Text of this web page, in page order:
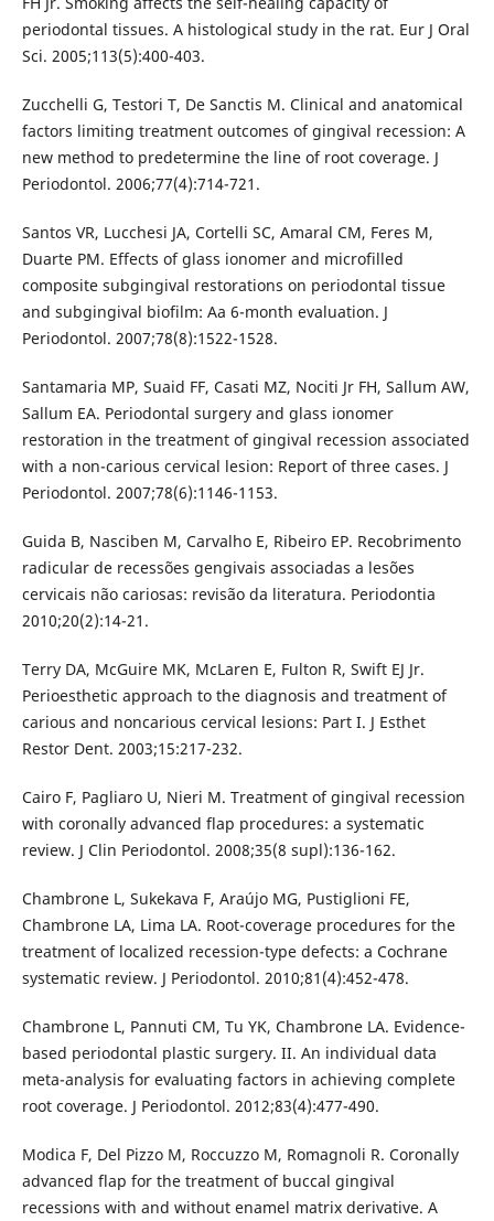
periodontal tissues. A histological study in the rat. Eur J Oral
Sci. 2005;113(5):400-403.
Zucchelli G, Testori T, De Sanctis M. Clinical and anatomical
factors limiting treatment outcomes of gingival recession: A
new method to predetermine the line of root coverage. J
Periodontol. 2006;77(4):714-721.
Santos VR, Lucchesi JA, Cortelli SC, Amaral CM, Feres M,
Duarte PM. Effects of glass ionomer and microfilled
composite subgingival restorations on periodontal tissue
and subgingival biofilm: Aa 6-month evaluation. J
Periodontol. 2007;78(8):1522-1528.
Santamaria MP, Suaid FF, Casati MZ, Nociti Jr FH, Sallum AW,
Sallum EA. Periodontal surgery and glass ionomer
restoration in the treatment of gingival recession associated
with a non-carious cervical lesion: Report of three cases. J
Periodontol. 2007;78(6):1146-1153.
Guida B, Nasciben M, Carvalho E, Ribeiro EP. Recobrimento
radicular de recessões gengivais associadas a lesões
cervicais não cariosas: revisão da literatura. Periodontia
2010;20(2):14-21.
Terry DA, McGuire MK, McLaren E, Fulton R, Swift EJ Jr.
Perioesthetic approach to the diagnosis and treatment of
carious and noncarious cervical lesions: Part I. J Esthet
Restor Dent. 2003;15:217-232.
Cairo F, Pagliaro U, Nieri M. Treatment of gingival recession
with coronally advanced flap procedures: a systematic
review. J Clin Periodontol. 2008;35(8 supl):136-162.
Chambrone L, Sukekava F, Araújo MG, Pustiglioni FE,
Chambrone LA, Lima LA. Root-coverage procedures for the
treatment of localized recession-type defects: a Cochrane
systematic review. J Periodontol. 2010;81(4):452-478.
Chambrone L, Pannuti CM, Tu YK, Chambrone LA. Evidence-
based periodontal plastic surgery. II. An individual data
meta-analysis for evaluating factors in achieving complete
root coverage. J Periodontol. 2012;83(4):477-490.
Modica F, Del Pizzo M, Roccuzzo M, Romagnoli R. Coronally
advanced flap for the treatment of buccal gingival
recessions with and without enamel matrix derivative. A